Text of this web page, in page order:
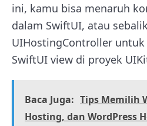
ini, kamu bisa menaruh
dalam SwiftUI, atau
UIHostingController
SwiftUI view di proyek
Baca Juga: Tips Memilih
Hosting, dan WordPress